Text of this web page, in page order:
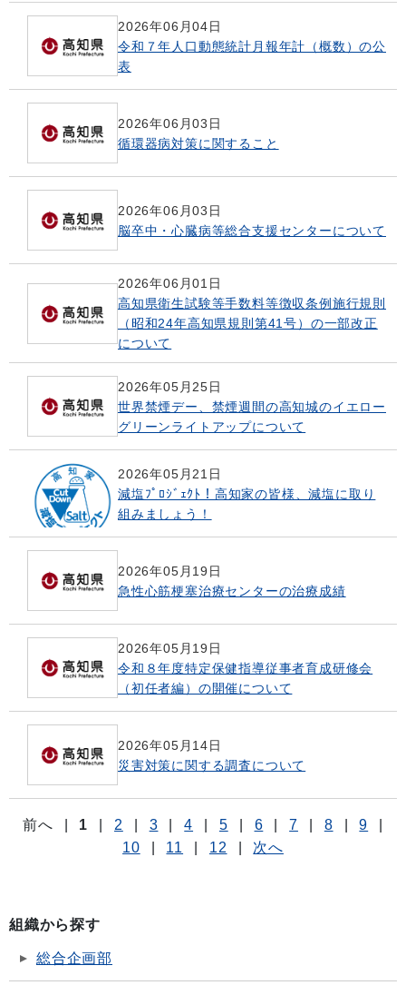
2026年06月04日
令和７年人口動態統計月報年計（概数）の公
表
2026年06月03日
循環器病対策に関すること
2026年06月03日
脳卒中・心臓病等総合支援センターについて
2026年06月01日
高知県衛生試験等手数料等徴収条例施行規則
（昭和24年高知県規則第41号）の一部改正
について
2026年05月25日
世界禁煙デー、禁煙週間の高知城のイエロー
グリーンライトアップについて
2026年05月21日
減塩ﾌﾟﾛｼﾞｪｸﾄ！高知家の皆様、減塩に取り
組みましょう！
2026年05月19日
急性心筋梗塞治療センターの治療成績
2026年05月19日
令和８年度特定保健指導従事者育成研修会
（初任者編）の開催について
2026年05月14日
災害対策に関する調査について
前へ 1 2 3 4 5 6 7 8 9
10
11 12 次へ
組織から探す
総合企画部